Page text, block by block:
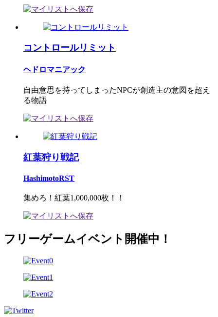
コントロールリミット
ヘドロマニアック
自由意思を持ってしまったNPCが創造主の意図を超え
る物語
紅葉狩り戦記
HashimotoRST
集めろ！紅葉1,000,000枚！！
フリーゲームイベント開催中！